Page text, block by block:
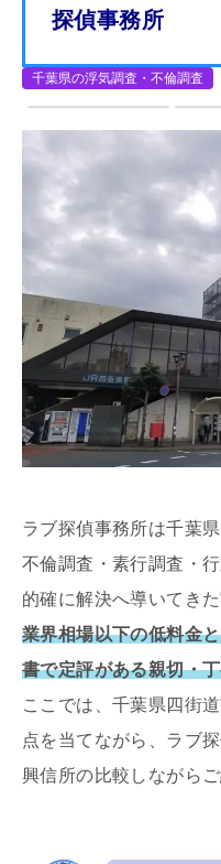
探偵事務所
千葉県の浮気調査・不倫調査
ラブ探偵事務所は千葉
不倫調査・素行調査・
的確に解決へ導いてき
業界相場以下の低料金
書で定評がある親切・
ここでは、千葉県四街
点を当てながら、ラブ
興信所の比較しながらご